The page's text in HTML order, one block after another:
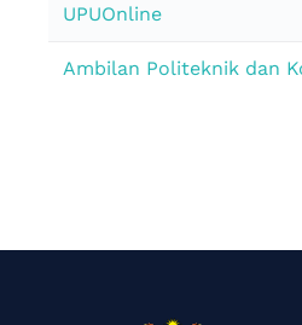
UPUOnline
Ambilan Politeknik dan